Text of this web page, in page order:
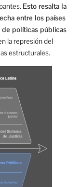
Esto resalta la
entre los países
políticas públicas
la represión del
estructurales.